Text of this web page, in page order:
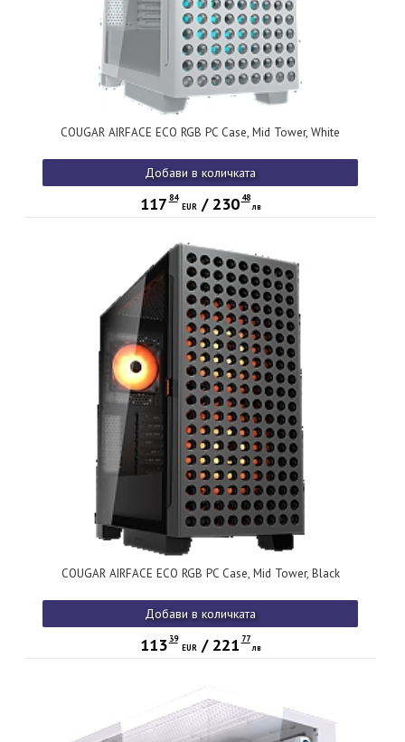
COUGAR AIRFACE ECO RGB PC Case, Mid Tower, White
Добави в количката
117 84
EUR/ 230 48
лв
COUGAR AIRFACE ECO RGB PC Case, Mid Tower, Black
Добави в количката
113 39
EUR/ 221 77
лв